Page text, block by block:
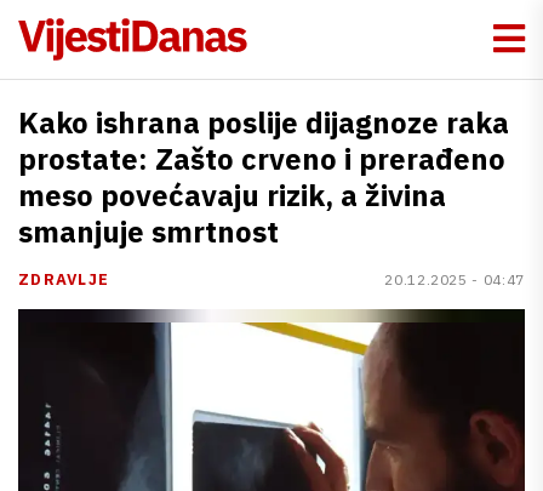
Kako ishrana poslije dijagnoze raka
prostate: Zašto crveno i prerađeno
meso povećavaju rizik, a živina
smanjuje smrtnost
ZDRAVLJE 20.12.2025 - 04:47